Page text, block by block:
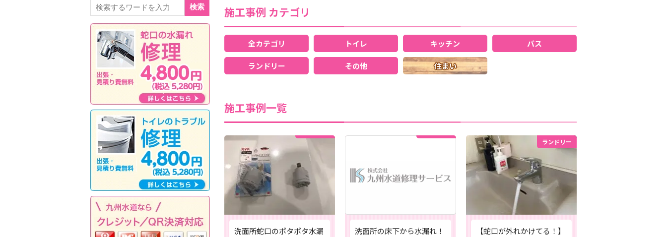
施工事例 カテゴリ
全カテゴリ トイレ キッチン バス
ランドリー その他 住まい
施工事例一覧
洗面所蛇口のポタポタ水漏
洗面所の床下から水漏れ！
ランドリー
【蛇口が外れかけてる！】
検索